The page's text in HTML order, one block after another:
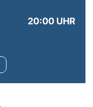
20:00 UHR